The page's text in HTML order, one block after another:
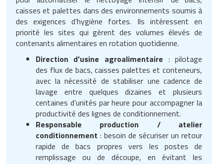
caisses et palettes dans des environnements soumis à
des exigences d’hygiène fortes. Ils intéressent en
priorité les sites qui gèrent des volumes élevés de
contenants alimentaires en rotation quotidienne.
Direction d’usine agroalimentaire : pilotage
des flux de bacs, caisses palettes et conteneurs,
avec la nécessité de stabiliser une cadence de
lavage entre quelques dizaines et plusieurs
centaines d’unités par heure pour accompagner la
productivité des lignes de conditionnement.
Responsable production / atelier
conditionnement : besoin de sécuriser un retour
rapide de bacs propres vers les postes de
remplissage ou de découpe, en évitant les